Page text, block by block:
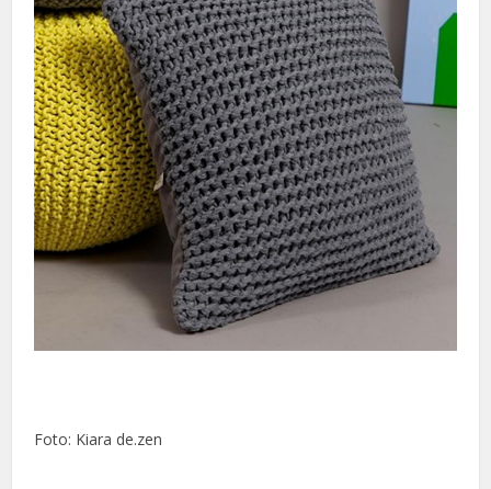
Foto: Kiara de.zen